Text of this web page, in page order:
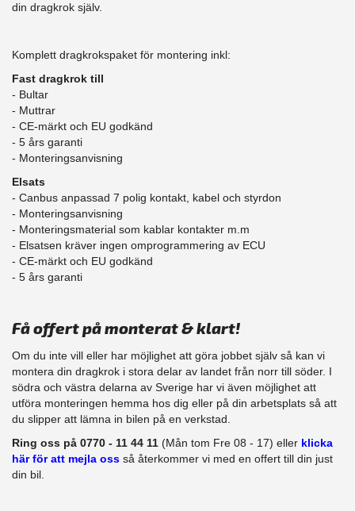
din dragkrok själv.
Komplett dragkrokspaket för montering inkl:
Fast dragkrok till
- Bultar
- Muttrar
- CE-märkt och EU godkänd
​- 5 års garanti
- Monteringsanvisning
Elsats
- Canbus anpassad 7 polig kontakt, kabel och styrdon
- Monteringsanvisning
- Monteringsmaterial som kablar kontakter m.m
- Elsatsen kräver ingen omprogrammering av ECU
- CE-märkt och EU godkänd
​- 5 års garanti
Få offert på monterat & klart!
Om du inte vill eller har möjlighet att göra jobbet själv så kan vi
montera din dragkrok i stora delar av landet från norr till söder. I
södra och västra delarna av Sverige har vi även möjlighet att
​utföra monteringen hemma hos dig eller på din arbetsplats så att
du slipper att lämna in bilen på en verkstad.
Ring oss på 0770 - 11 44 11 (Mån tom Fre 08 - 17) eller klicka
här för att mejla oss så återkommer vi med en offert till din just
din bil.